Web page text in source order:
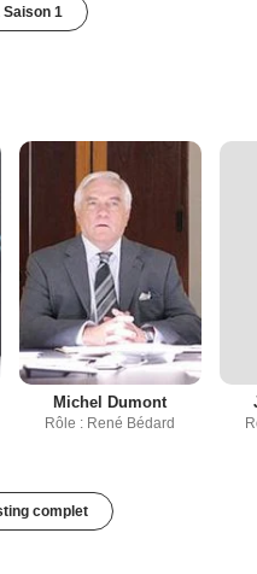
Saison 1
Michel Dumont
Rôle : René Bédard
complet